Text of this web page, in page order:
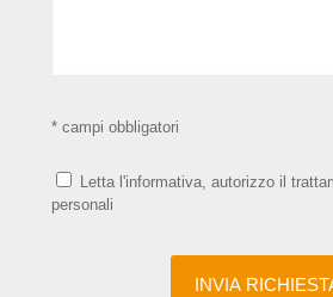
* campi obbligatori
Letta l'informativa, autorizzo il
personali